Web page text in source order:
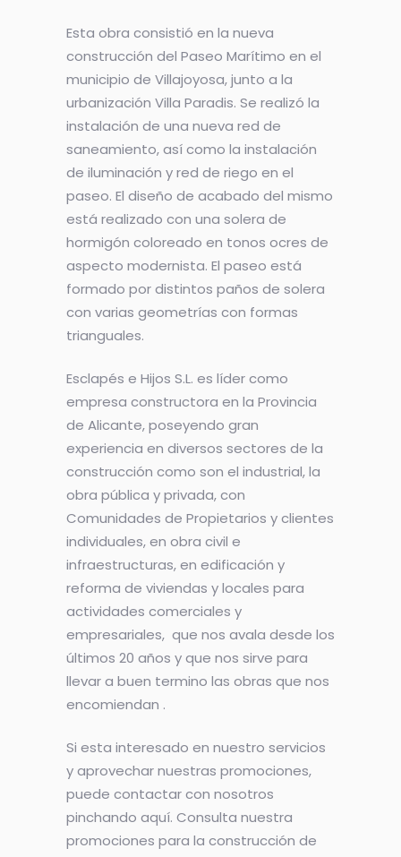
Esta obra consistió en la nueva
construcción del Paseo Marítimo en el
municipio de Villajoyosa, junto a la
urbanización Villa Paradis. Se realizó la
instalación de una nueva red de
saneamiento, así como la instalación
de iluminación y red de riego en el
paseo. El diseño de acabado del mismo
está realizado con una solera de
hormigón coloreado en tonos ocres de
aspecto modernista. El paseo está
formado por distintos paños de solera
con varias geometrías con formas
trianguales.
Esclapés e Hijos S.L. es líder como
empresa constructora en la Provincia
de Alicante, poseyendo gran
experiencia en diversos sectores de la
construcción como son el industrial, la
obra pública y privada, con
Comunidades de Propietarios y clientes
individuales, en obra civil e
infraestructuras, en edificación y
reforma de viviendas y locales para
actividades comerciales y
empresariales, que nos avala desde los
últimos 20 años y que nos sirve para
llevar a buen termino las obras que nos
encomiendan .
Si esta interesado en nuestro servicios
y aprovechar nuestras promociones,
puede contactar con nosotros
pinchando aquí. Consulta nuestra
promociones para la construcción de